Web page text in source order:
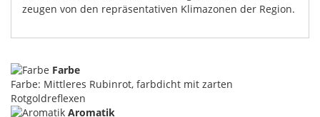
zeugen von den repräsentativen Klimazonen der Region.
Farbe
Farbe: Mittleres Rubinrot, farbdicht mit zarten
Rotgoldreflexen
Aromatik